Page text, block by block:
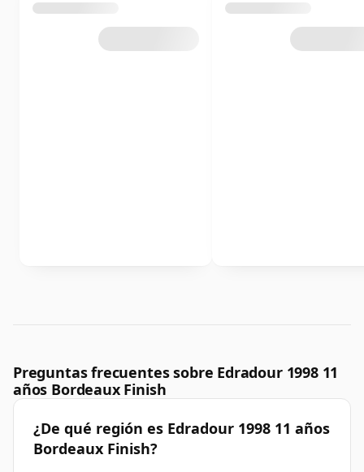
Preguntas frecuentes sobre Edradour 1998 11
años Bordeaux Finish
¿De qué región es Edradour 1998 11 años
Bordeaux Finish?